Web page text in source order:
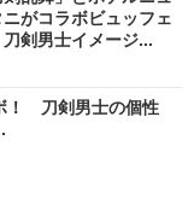
がコラボビュッフェ
剣男士イメージ...
！ 刀剣男士の個性